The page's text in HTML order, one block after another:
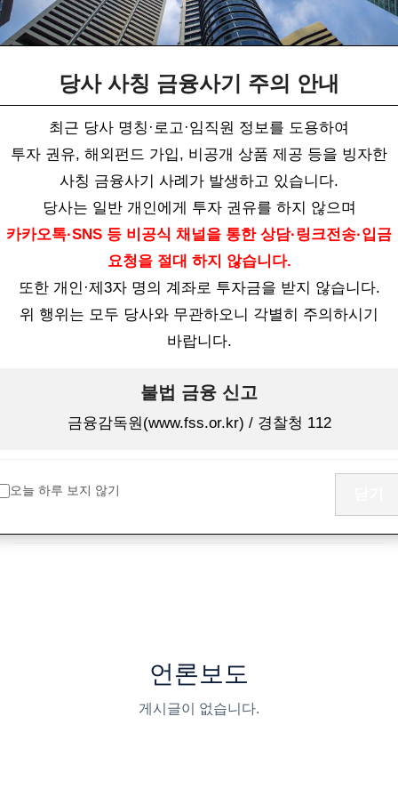
공시정보
[정기공시] 영업보고서 (2026년 3월)
제4기 정기주주총회결과공시
언론보도
게시글이 없습니다.
당사 사칭 금융사기 주의 안내
최근 당사 명칭·로고·임직원 정보를 도용하여
투자 권유, 해외펀드 가입, 비공개 상품 제공 등을 빙자한
사칭 금융사기 사례가 발생하고 있습니다.
당사는 일반 개인에게 투자 권유를 하지 않으며
카카오톡·SNS 등 비공식 채널을 통한 상담·링크전송·입금
요청을 절대 하지 않습니다.
또한 개인·제3자 명의 계좌로 투자금을 받지 않습니다.
위 행위는 모두 당사와 무관하오니 각별히 주의하시기
바랍니다.
불법 금융 신고
금융감독원(www.fss.or.kr) / 경찰청 112
오늘 하루 보지 않기